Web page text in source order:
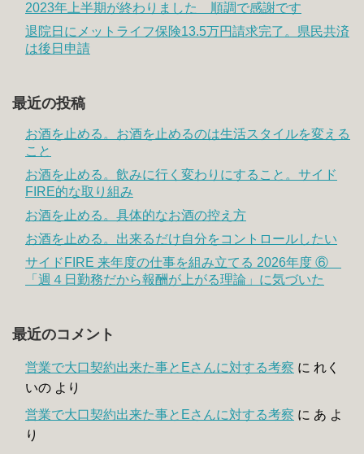
2023年上半期が終わりました 順調で感謝です
退院日にメットライフ保険13.5万円請求完了。県民共済
は後日申請
最近の投稿
お酒を止める。お酒を止めるのは生活スタイルを変える
こと
お酒を止める。飲みに行く変わりにすること。サイド
FIRE的な取り組み
お酒を止める。具体的なお酒の控え方
お酒を止める。出来るだけ自分をコントロールしたい
サイドFIRE 来年度の仕事を組み立てる 2026年度 ⑥
「週４日勤務だから報酬が上がる理論」に気づいた
最近のコメント
営業で大口契約出来た事とEさんに対する考察 に れく
いの より
営業で大口契約出来た事とEさんに対する考察 に あ よ
り